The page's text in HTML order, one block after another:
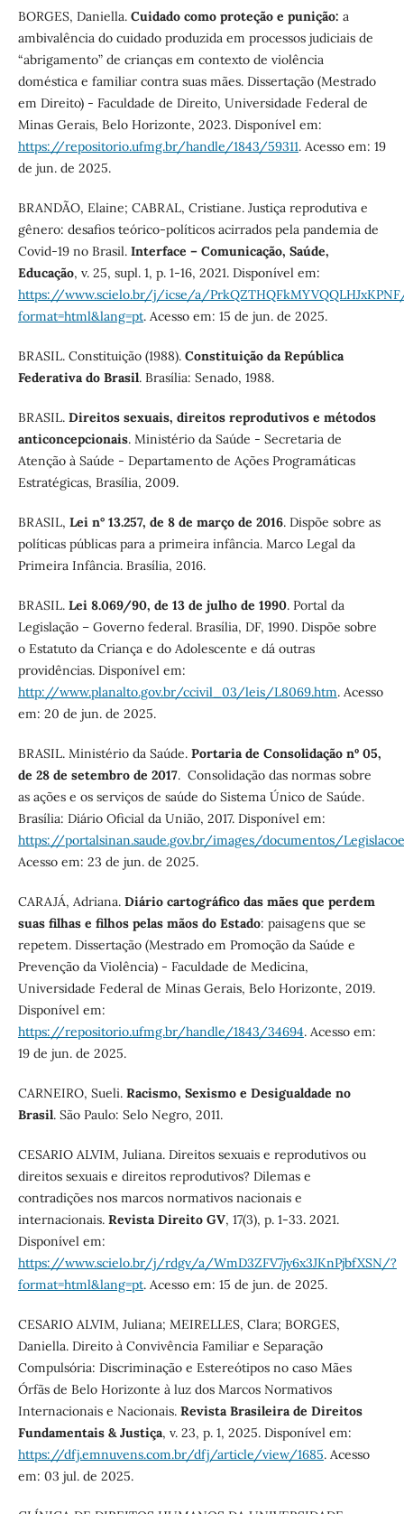
BORGES, Daniella. Cuidado como proteção e punição: a
ambivalência do cuidado produzida em processos judiciais de
“abrigamento” de crianças em contexto de violência
doméstica e familiar contra suas mães. Dissertação (Mestrado
em Direito) - Faculdade de Direito, Universidade Federal de
Minas Gerais, Belo Horizonte, 2023. Disponível em:
https://repositorio.ufmg.br/handle/1843/59311. Acesso em: 19
de jun. de 2025.
BRANDÃO, Elaine; CABRAL, Cristiane. Justiça reprodutiva e
gênero: desafios teórico-políticos acirrados pela pandemia de
Covid-19 no Brasil. Interface – Comunicação, Saúde,
Educação, v. 25, supl. 1, p. 1-16, 2021. Disponível em:
https://www.scielo.br/j/icse/a/
format=html&lang=pt. Acesso em: 15 de jun. de 2025.
BRASIL. Constituição (1988). Constituição da República
Federativa do Brasil. Brasília: Senado, 1988.
BRASIL. Direitos sexuais, direitos reprodutivos e métodos
anticoncepcionais. Ministério da Saúde - Secretaria de
Atenção à Saúde - Departamento de Ações Programáticas
Estratégicas, Brasília, 2009.
BRASIL, Lei n° 13.257, de 8 de março de 2016. Dispõe sobre as
políticas públicas para a primeira infância. Marco Legal da
Primeira Infância. Brasília, 2016.
BRASIL. Lei 8.069/90, de 13 de julho de 1990. Portal da
Legislação – Governo federal. Brasília, DF, 1990. Dispõe sobre
o Estatuto da Criança e do Adolescente e dá outras
providências. Disponível em:
http://www.planalto.gov.br/ccivil_03/leis/L8069.htm. Acesso
em: 20 de jun. de 2025.
BRASIL. Ministério da Saúde. Portaria de Consolidação nº 05,
de 28 de setembro de 2017. Consolidação das normas sobre
as ações e os serviços de saúde do Sistema Único de Saúde.
Brasília: Diário Oficial da União, 2017. Disponível em:
https://portalsinan.saude.gov.br/images/documentos/
Acesso em: 23 de jun. de 2025.
CARAJÁ, Adriana. Diário cartográfico das mães que perdem
suas filhas e filhos pelas mãos do Estado: paisagens que se
repetem. Dissertação (Mestrado em Promoção da Saúde e
Prevenção da Violência) - Faculdade de Medicina,
Universidade Federal de Minas Gerais, Belo Horizonte, 2019.
Disponível em:
https://repositorio.ufmg.br/handle/1843/34694. Acesso em:
19 de jun. de 2025.
CARNEIRO, Sueli. Racismo, Sexismo e Desigualdade no
Brasil. São Paulo: Selo Negro, 2011.
CESARIO ALVIM, Juliana. Direitos sexuais e reprodutivos ou
direitos sexuais e direitos reprodutivos? Dilemas e
contradições nos marcos normativos nacionais e
internacionais. Revista Direito GV, 17(3), p. 1-33. 2021.
Disponível em:
https://www.scielo.br/j/rdgv/a/WmD3ZFV7jy6x3JKnPjbfXSN/?
format=html&lang=pt. Acesso em: 15 de jun. de 2025.
CESARIO ALVIM, Juliana; MEIRELLES, Clara; BORGES,
Daniella. Direito à Convivência Familiar e Separação
Compulsória: Discriminação e Estereótipos no caso Mães
Órfãs de Belo Horizonte à luz dos Marcos Normativos
Internacionais e Nacionais. Revista Brasileira de Direitos
Fundamentais & Justiça, v. 23, p. 1, 2025. Disponível em:
https://dfj.emnuvens.com.br/dfj/article/view/1685. Acesso
em: 03 jul. de 2025.